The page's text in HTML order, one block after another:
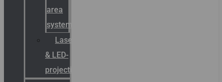
area
systemen
Laserbelijning
& LED-
projectie